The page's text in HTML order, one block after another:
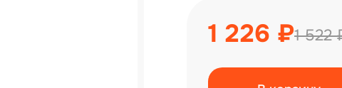
1 226 ₽1 522